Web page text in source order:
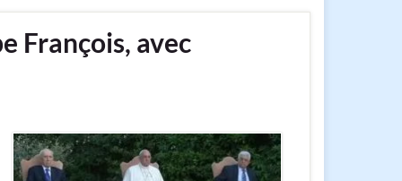
François, avec